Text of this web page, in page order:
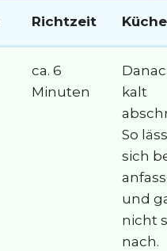
Richtzeit
ca. 6
Minuten
kalt
So
sich
und
nicht
nach.